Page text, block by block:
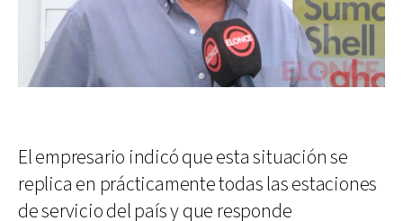
El empresario indicó que esta situación se
replica en prácticamente todas las estaciones
de servicio del país y que responde